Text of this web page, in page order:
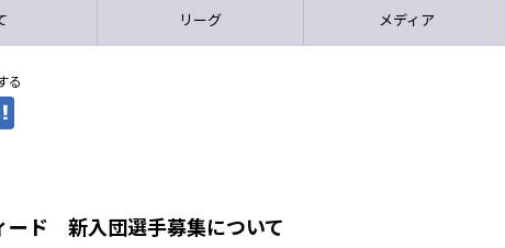
リーグ メディア
る
ード 新入団選手募集について